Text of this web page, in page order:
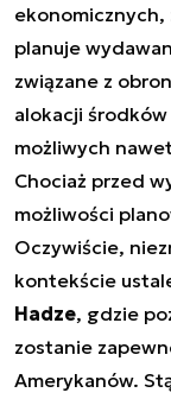
ekonomicznych,
planuje
związane z
alokacji
możliwych
Chociaż przed
możliwości
Oczywiście,
kontekście
Hadze, gdzie
zostanie
Amerykanów.